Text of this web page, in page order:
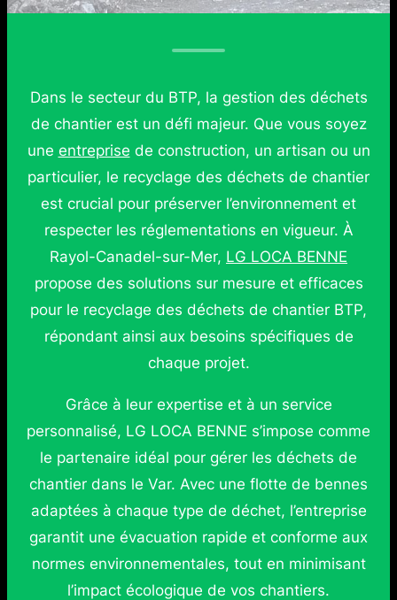
Dans le secteur du BTP, la gestion des déchets
de chantier est un défi majeur. Que vous soyez
une entreprise de construction, un artisan ou un
particulier, le recyclage des déchets de chantier
est crucial pour préserver l’environnement et
respecter les réglementations en vigueur. À
Rayol-Canadel-sur-Mer, LG LOCA BENNE
propose des solutions sur mesure et efficaces
pour le recyclage des déchets de chantier BTP,
répondant ainsi aux besoins spécifiques de
chaque projet.
Grâce à leur expertise et à un service
personnalisé, LG LOCA BENNE s’impose comme
le partenaire idéal pour gérer les déchets de
chantier dans le Var. Avec une flotte de bennes
adaptées à chaque type de déchet, l’entreprise
garantit une évacuation rapide et conforme aux
normes environnementales, tout en minimisant
l’impact écologique de vos chantiers.